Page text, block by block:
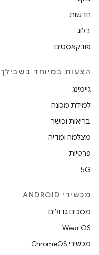
חדשות
בלוג
פודקאסטים
הצעות במיוחד בשבילך
גיימינג
למידת מכונה
בריאות וכושר
מצלמה ומדיה
פרטיות
5G
מכשירי ANDROID
מסכים גדולים
Wear OS
מכשירי ChromeOS